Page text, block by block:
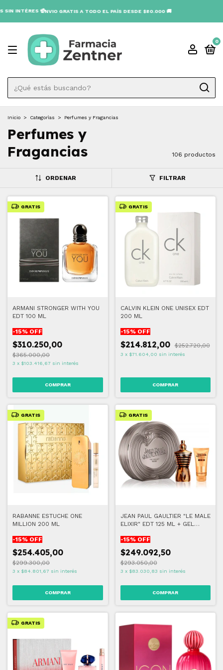
DESDE $80.000 🚚
0
Inicio > Categorìas > Perfumes y Fragancias
Perfumes y
Fragancias
106 productos
ORDENAR FILTRAR
GRATIS
ARMANI STRONGER WITH YOU
EDT 100 ML
-15% OFF
$310.250,00
$365.000,00
3 x $103.416,67 sin interés
GRATIS
CALVIN KLEIN ONE UNISEX EDT
200 ML
-15% OFF
$214.812,00 $252.720,00
3 x $71.604,00 sin interés
GRATIS
RABANNE ESTUCHE ONE
MILLION 200 ML
-15% OFF
$254.405,00
$299.300,00
3 x $84.801,67 sin interés
GRATIS
JEAN PAUL GAULTIER "LE MALE
ELIXIR" EDT 125 ML + GEL
-15% OFF
$249.092,50
$293.050,00
3 x $83.030,83 sin interés
GRATIS